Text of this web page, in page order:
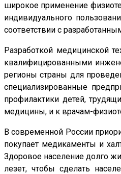
широкое применение
индивидуального
соответствии с
Разработкой медицинской
квалифицированными
регионы страны для
специализированные
профилактики детей,
медицины, и к врачам-
В современной России
покупает медикаменты и
Здоровое население долго
лезет, чтобы сделать